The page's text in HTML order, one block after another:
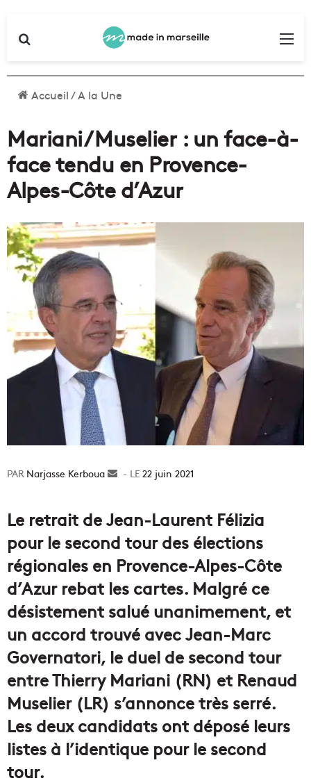
Accueil/A la Une
Mariani / Muselier : un face-à-
face tendu en Provence-
Alpes-Côte d’Azur
Narjasse Kerboua
Envoyer22 juin 2021
Le retrait de Jean-Laurent Félizia
pour le second tour des élections
régionales en Provence-Alpes-Côte
d’Azur rebat les cartes. Malgré ce
désistement salué unanimement, et
un accord trouvé avec Jean-Marc
Governatori, le duel de second tour
entre Thierry Mariani (RN) et Renaud
Muselier (LR) s’annonce très serré.
Les deux candidats ont déposé leurs
listes à l’identique pour le second
tour.